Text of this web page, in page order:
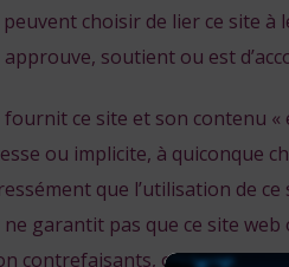
choisir de lier ce site à
soutient ou est
fournit ce site et son contenu
ou implicite, à quiconque
que l’utilisation de
ne garantit pas que ce site
contrefaisants, ou exempts